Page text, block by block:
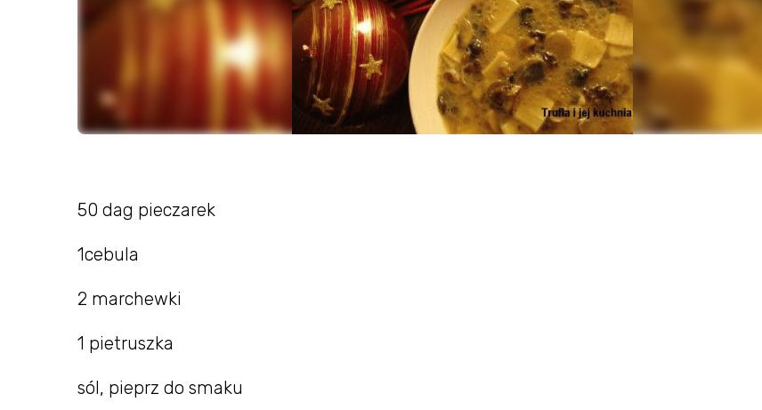
50 dag pieczarek
1cebula
2 marchewki
1 pietruszka
sól, pieprz do smaku